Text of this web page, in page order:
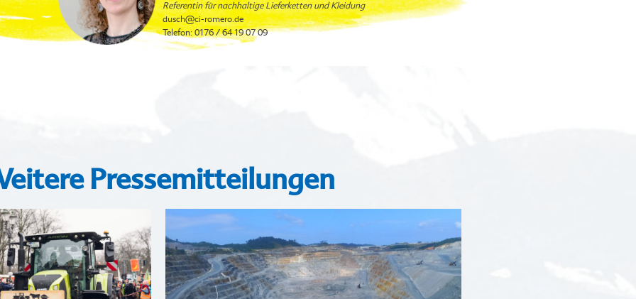
Referentin für nachhaltige Lieferketten und Kleidung
dusch@ci-romero.de
Telefon: 0176 / 64 19 07 09
Pressemitteilungen